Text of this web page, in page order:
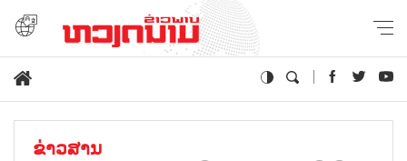
ຂ່າວສານ